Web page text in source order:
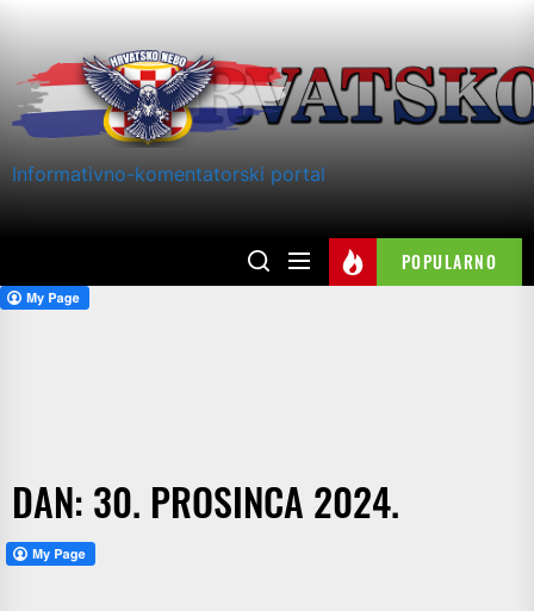
content
Informativno-komentatorski portal
POPULARNO
DAN: 30. PROSINCA 2024.